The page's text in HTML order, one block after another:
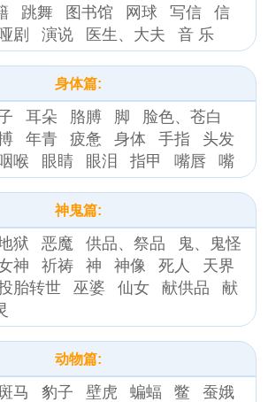
跳舞 图书馆 网球 写信
信
剧 演说 医生、大夫 音 乐
身体篇:
耳朵 胳膊 脚
脸色、苍白
年青 疲惫 身体 手指
头发
喉 眼睛 眼泪 指甲 嘴唇 嘴
神鬼篇:
狱 恶魔 供品、祭品
鬼、鬼怪
神 祈祷 神 神像 死人
天界
胎转世 巫婆 仙女 献供品
献
动物篇:
马 豹子 壁虎 蝙蝠 鳖
蚕娥